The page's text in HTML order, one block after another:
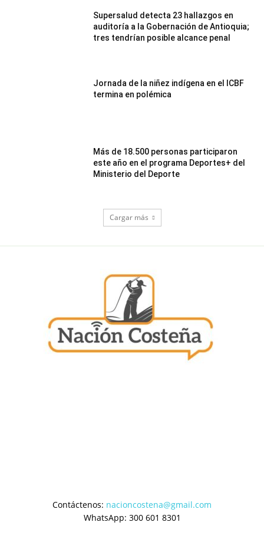
Supersalud detecta 23 hallazgos en
auditoría a la Gobernación de Antioquia;
tres tendrían posible alcance penal
Jornada de la niñez indígena en el ICBF
termina en polémica
Más de 18.500 personas participaron
este año en el programa Deportes+ del
Ministerio del Deporte
Cargar más
Contáctenos: nacioncostena@gmail.com
WhatsApp: 300 601 8301